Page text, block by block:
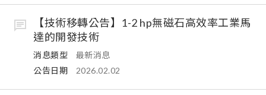
【技術移轉公告】1-2 hp無磁石高效率工業馬
達的開發技術
消息類型
最新消息
公告日期
2026.02.02